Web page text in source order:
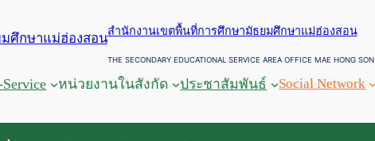
สำนักงานเขตพื้นที่การศึกษามัธยมศึกษาแม่ฮ่องสอน
THE SECONDARY EDUCATIONAL SERVICE AREA OFFICE MAE HONG SON
Service หน่วยงานในสังกัด ประชาสัมพันธ์ Social Network